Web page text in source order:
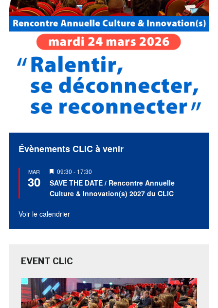
Évènements CLIC à venir
MAR
30
Mis
en
avant
09:30 - 17:30
SAVE THE DATE / Rencontre Annuelle
Culture & Innovation(s) 2027 du CLIC
Voir le calendrier
EVENT CLIC